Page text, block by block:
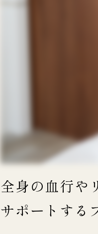
全身の血行や
サポートする